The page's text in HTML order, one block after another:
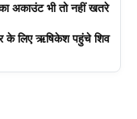
अकाउंट भी तो नहीं खतरे
के लिए ऋषिकेश पहुंचे शिव